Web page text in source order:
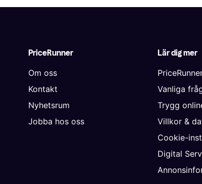
PriceRunner
Om oss
Kontakt
Nyhetsrum
Jobba hos oss
Lär dig mer
Vanliga
Trygg
Villkor &
Cookie-
Digital